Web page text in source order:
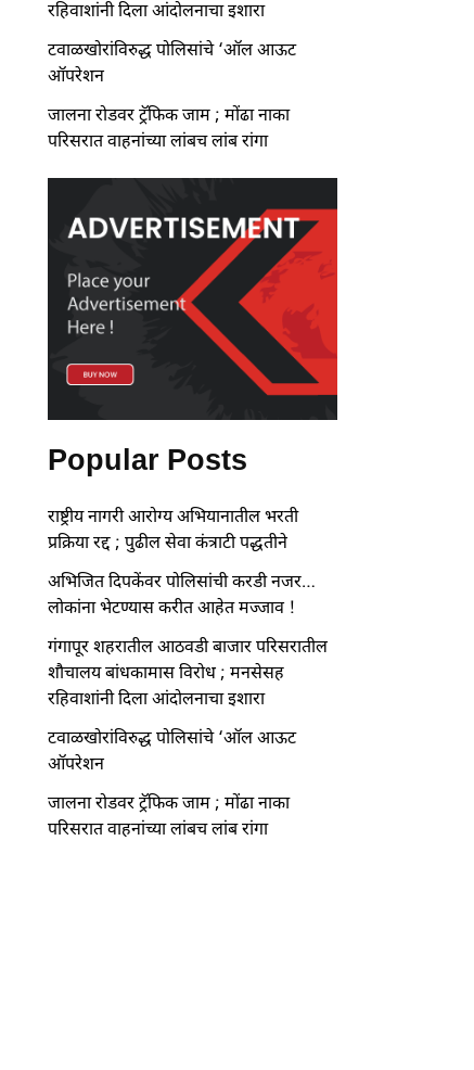
रहिवाशांनी दिला आंदोलनाचा इशारा
टवाळखोरांविरुद्ध पोलिसांचे ‘ऑल आऊट
ऑपरेशन
जालना रोडवर ट्रॅफिक जाम ; मोंढा नाका
परिसरात वाहनांच्या लांबच लांब रांगा
Popular Posts
राष्ट्रीय नागरी आरोग्य अभियानातील भरती
प्रक्रिया रद्द ; पुढील सेवा कंत्राटी पद्धतीने
अभिजित दिपकेंवर पोलिसांची करडी नजर…
लोकांना भेटण्यास करीत आहेत मज्जाव !
गंगापूर शहरातील आठवडी बाजार परिसरातील
शौचालय बांधकामास विरोध ; मनसेसह
रहिवाशांनी दिला आंदोलनाचा इशारा
टवाळखोरांविरुद्ध पोलिसांचे ‘ऑल आऊट
ऑपरेशन
जालना रोडवर ट्रॅफिक जाम ; मोंढा नाका
परिसरात वाहनांच्या लांबच लांब रांगा